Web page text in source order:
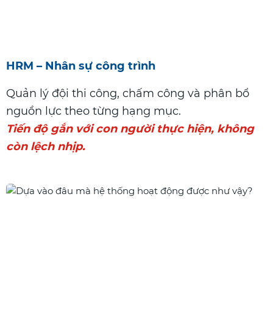
HRM – Nhân sự công trình
Quản lý đội thi công, chấm công và phân bổ
nguồn lực theo từng hạng mục.
Tiến độ gắn với con người thực hiện, không
còn lệch nhịp.